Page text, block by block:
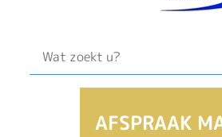
AFSPRAAK